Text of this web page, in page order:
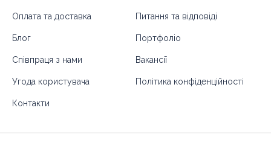
Оплата та доставка Питання та відповіді
Блог Портфоліо
Співпраця з нами Вакансії
Угода користувача Політика конфіденційності
Контакти